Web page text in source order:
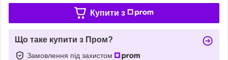
Купити з
Що таке купити з Пром?
Замовлення під захистом